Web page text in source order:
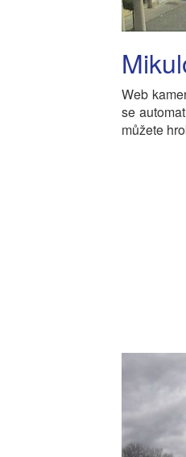
Web
se
můžete